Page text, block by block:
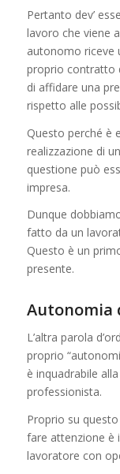
Pertanto dev’
lavoro che viene
autonomo riceve
proprio contratto
di affidare una
rispetto alle
Questo perché è
realizzazione di
questione può
impresa.
Dunque
fatto da un
Questo è un
presente.
Autonomia
L’altra parola
proprio
è inquadrabile
professionista.
Proprio su
fare attenzione è
lavoratore con